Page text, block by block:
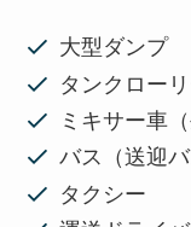
大型ダンプ
タンクロー
ミキサー車（
バス（送迎
タクシー